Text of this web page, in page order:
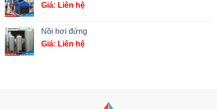
Giá: Liên hệ
Nồi hơi đứng
Giá: Liên hệ